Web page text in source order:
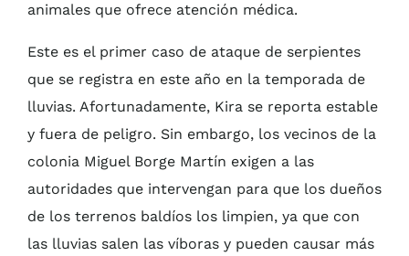
animales que ofrece atención médica.
Este es el primer caso de ataque de serpientes
que se registra en este año en la temporada de
lluvias. Afortunadamente, Kira se reporta estable
y fuera de peligro. Sin embargo, los vecinos de la
colonia Miguel Borge Martín exigen a las
autoridades que intervengan para que los dueños
de los terrenos baldíos los limpien, ya que con
las lluvias salen las víboras y pueden causar más